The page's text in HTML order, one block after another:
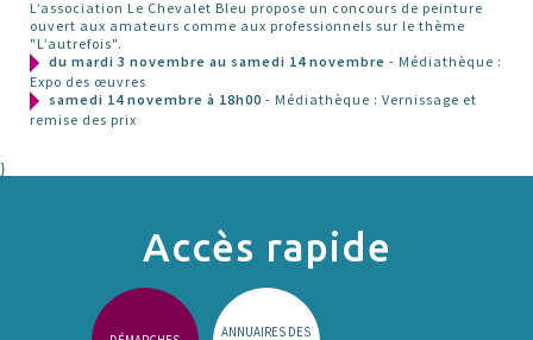
L’association Le Chevalet Bleu propose un concours de peinture
ouvert aux amateurs comme aux professionnels sur le thème
"L’autrefois".
du mardi 3 novembre au samedi 14 novembre - Médiathèque :
Expo des œuvres
samedi 14 novembre à 18h00 - Médiathèque : Vernissage et
remise des prix
}
Accès rapide
ANNUAIRES DES